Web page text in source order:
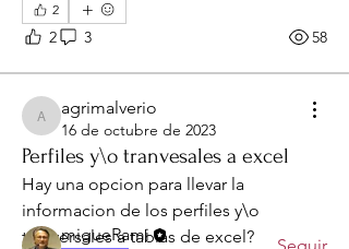
2
2 3 58
agrimalverio
agrimalverio
16 de octubre de 2023
Perfiles y\o tranvesales a excel
Hay una opcion para llevar la
informacion de los perfiles y\o
tranversales a tablas de excel?
Acerca de
Obtén respuestas y comparte tu
conocimiento
Miembros
migueRami